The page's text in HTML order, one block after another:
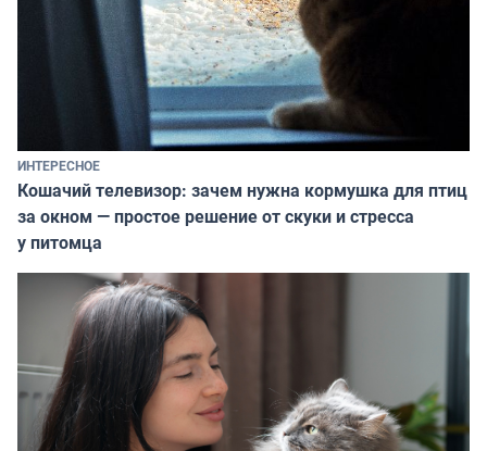
ИНТЕРЕСНОЕ
Кошачий телевизор: зачем нужна кормушка для птиц
за окном — простое решение от скуки и стресса
у питомца